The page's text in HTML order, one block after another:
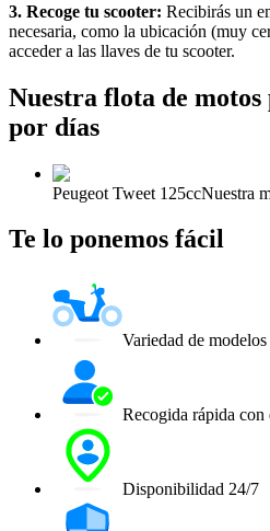
3. Recoge tu scooter: Recibirás un
necesaria, como la ubicación (muy
acceder a las llaves de tu scooter.
Nuestra flota de
por días
Peugeot Tweet 125ccNuestra
Te lo ponemos fácil
Variedad de
Recogida rápida
Disponibilidad 24/7